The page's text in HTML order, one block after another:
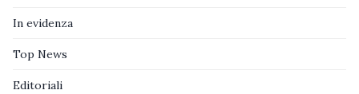
In evidenza
Top News
Editoriali